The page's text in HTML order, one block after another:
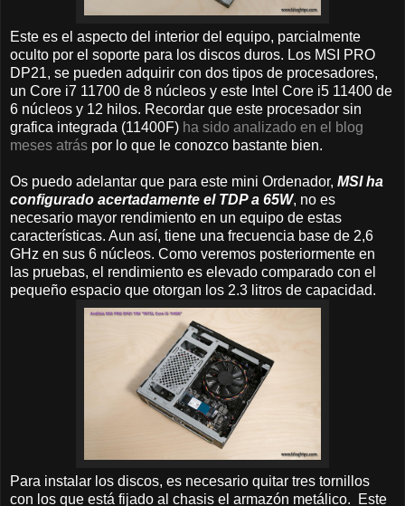
Este es el aspecto del interior del equipo, parcialmente
oculto por el soporte para los discos duros. Los MSI PRO
DP21, se pueden adquirir con dos tipos de procesadores,
un Core i7 11700 de 8 núcleos y este Intel Core i5 11400 de
6 núcleos y 12 hilos. Recordar que este procesador sin
grafica integrada (11400F) ha sido analizado en el blog
meses atrás por lo que le conozco bastante bien.
Os puedo adelantar que para este mini Ordenador, MSI ha
configurado acertadamente el TDP a 65W, no es
necesario mayor rendimiento en un equipo de estas
características. Aun así, tiene una frecuencia base de 2,6
GHz en sus 6 núcleos. Como veremos posteriormente en
las pruebas, el rendimiento es elevado comparado con el
pequeño espacio que otorgan los 2.3 litros de capacidad.
Para instalar los discos, es necesario quitar tres tornillos
con los que está fijado al chasis el armazón metálico. Este